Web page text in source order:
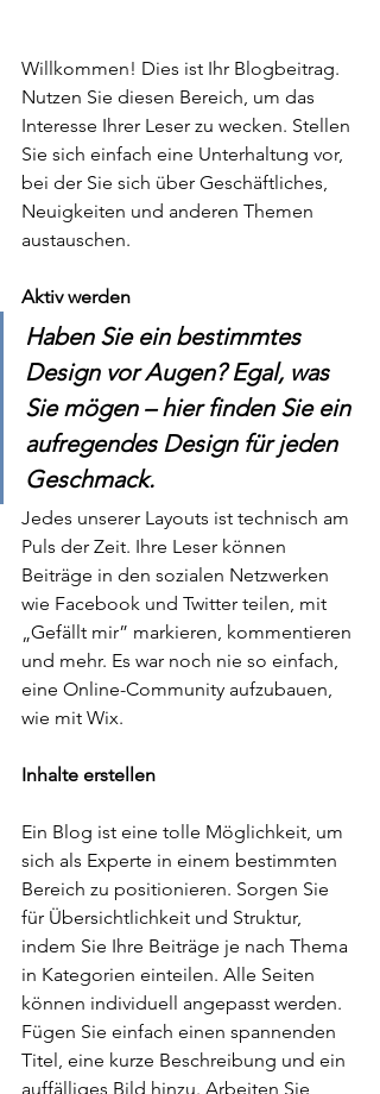
Willkommen! Dies ist Ihr Blogbeitrag.
Nutzen Sie diesen Bereich, um das
Interesse Ihrer Leser zu wecken. Stellen
Sie sich einfach eine Unterhaltung vor,
bei der Sie sich über Geschäftliches,
Neuigkeiten und anderen Themen
austauschen.
Aktiv werden
Haben Sie ein bestimmtes
Design vor Augen? Egal, was
Sie mögen – hier finden Sie ein
aufregendes Design für jeden
Geschmack.
Jedes unserer Layouts ist technisch am
Puls der Zeit. Ihre Leser können
Beiträge in den sozialen Netzwerken
wie Facebook und Twitter teilen, mit
„Gefällt mir” markieren, kommentieren
und mehr. Es war noch nie so einfach,
eine Online-Community aufzubauen,
wie mit Wix.
Inhalte erstellen
Ein Blog ist eine tolle Möglichkeit, um
sich als Experte in einem bestimmten
Bereich zu positionieren. Sorgen Sie
für Übersichtlichkeit und Struktur,
indem Sie Ihre Beiträge je nach Thema
in Kategorien einteilen. Alle Seiten
können individuell angepasst werden.
Fügen Sie einfach einen spannenden
Titel, eine kurze Beschreibung und ein
auffälliges Bild hinzu. Arbeiten Sie